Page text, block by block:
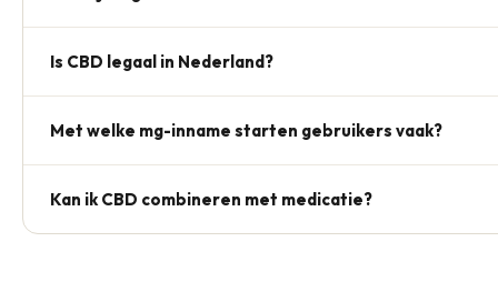
Is CBD legaal in Nederland?
Met welke mg-inname starten gebruikers vaak?
van persoonlijke voorkeur en gewicht. Zie de doseringsgids.
Kan ik CBD combineren met medicatie?